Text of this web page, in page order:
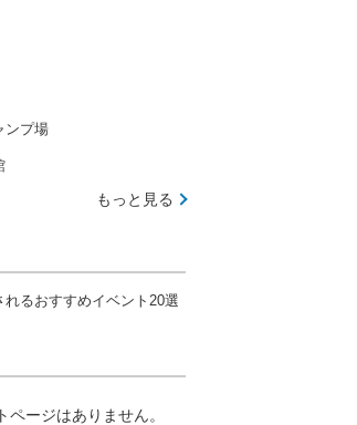
ンプ場
もっと見る
るおすすめイベント20選
ージはありません。